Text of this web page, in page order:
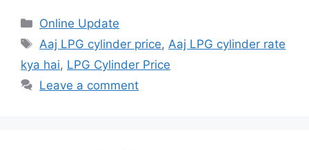
Categories
Online Update
Tags
Aaj LPG cylinder price,Aaj LPG cylinder rate
kya hai, LPG Cylinder Price
Leave a comment